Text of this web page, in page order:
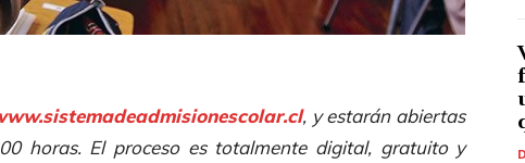
, y estarán abiertas
horas. El proceso es totalmente digital, gratuito y